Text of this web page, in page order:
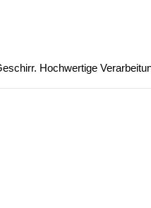
Hochwertige